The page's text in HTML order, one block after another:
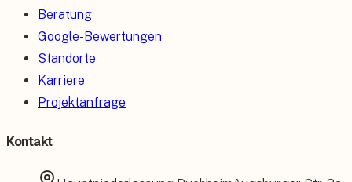
Beratung
Google-Bewertungen
Standorte
Karriere
Projektanfrage
Kontakt